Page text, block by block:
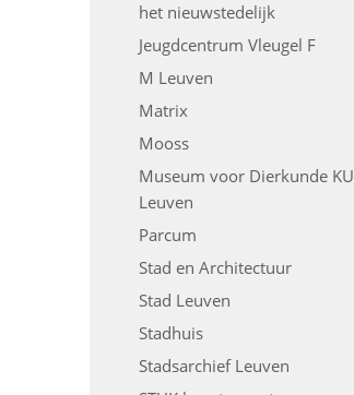
het nieuwstedelijk
Jeugdcentrum Vleugel F
M Leuven
Matrix
Mooss
Museum voor Dierkunde KU
Leuven
Parcum
Stad en Architectuur
Stad Leuven
Stadhuis
Stadsarchief Leuven